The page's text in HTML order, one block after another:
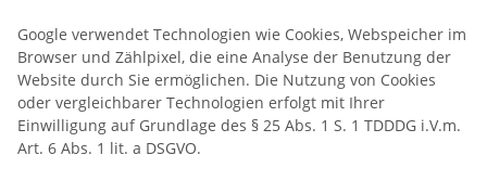
Google verwendet Technologien wie Cookies, Webspeicher im
Browser und Zählpixel, die eine Analyse der Benutzung der
Website durch Sie ermöglichen. Die Nutzung von Cookies
oder vergleichbarer Technologien erfolgt mit Ihrer
Einwilligung auf Grundlage des § 25 Abs. 1 S. 1 TDDDG i.V.m.
Art. 6 Abs. 1 lit. a DSGVO.